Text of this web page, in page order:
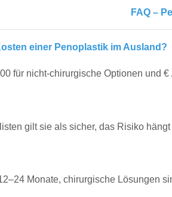
FAQ –
einer Penoplastik im Ausland?
für nicht-chirurgische Optionen und
gilt sie als sicher, das Risiko
Monate, chirurgische Lösungen